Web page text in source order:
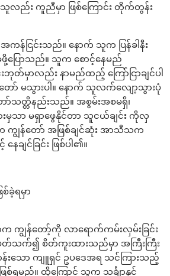
သူလည်း ကူညီမှာ ဖြစ်ကြောင်း တိုက်တွန်း
န်ငြင်းသည်။ နောက် သူက ပြန်ခါနီး
ပြောသည်။ သူက စောင့်နေမည်
မှာလည်း နာမည်ထည့် ကြော်ငြာချင်ပါ
တော် မသွားပါ။ နောက် သူလက်လျော့သွားပုံ
သတ္တိနည်းသည်။ အစွမ်းအစမရှိ၊
မှသာ မရှာဖွေနိုင်တာ သူငယ်ချင်း ကိုလှ
ကျွန်တော် အဖြစ်ချင်ဆုံး အာသီသက
ျင်ခြင်း ဖြစ်ပါ၏။
ခဲ့ရမှာ
ျွန်တော့်ကို လာရောက်ကမ်းလှမ်းခြင်း
တ်သက်၍ စိတ်ကူးထားသည်မှာ အကြီးကြီး
န်းသော ကျူရှင် ဥပဒေအရ သင်ကြားသည့်
ရမည်။ ထို့ကြောင့် သူက သင်္ချာနှင့်